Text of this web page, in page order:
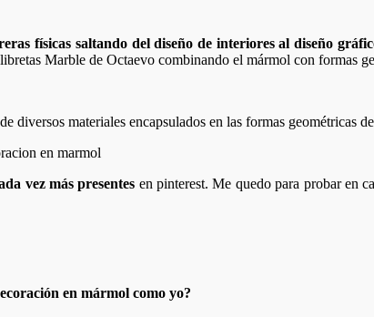
físicas saltando del diseño de interiores al diseño
Marble de Octaevo combinando el mármol con formas
diversos materiales encapsulados en las formas geométricas
vez más presentes en pinterest. Me quedo para probar en
en mármol como yo?